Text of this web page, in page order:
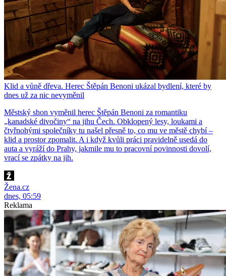
Klid a vůně dřeva. Herec Štěpán Benoni ukázal bydlení, které by
dnes už za nic nevyměnil
Městský shon vyměnil herec Štěpán Benoni za romantiku
„kanadské divočiny“ na jihu Čech. Obklopený lesy, loukami a
čtyřnohými společníky tu našel přesně to, co mu ve městě chybí –
klid a prostor zpomalit. A i když kvůli práci pravidelně usedá do
auta a vyráží do Prahy, jakmile mu to pracovní povinnosti dovolí,
vrací se zpátky na jih.
Žena.cz
dnes, 05:59
Reklama